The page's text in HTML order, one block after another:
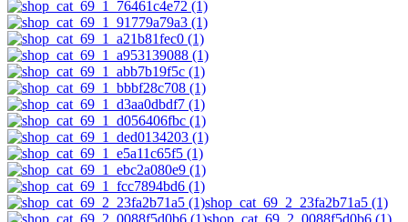
shop_cat_69_2_23fa2b71a5 (1)
shop_cat_69_2_0088f5d0b6 (1)